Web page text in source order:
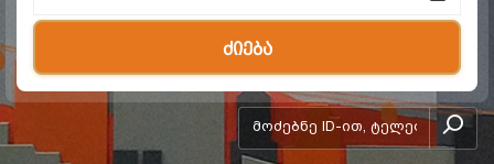
ძიება
add-form